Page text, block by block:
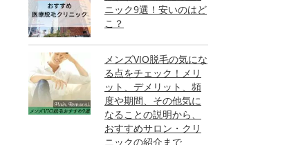
ニック9選！安いのはど
こ？
メンズVIO脱毛の気にな
る点をチェック！メリ
ット、デメリット、頻
度や期間、その他気に
なることの説明から、
おすすめサロン・クリ
ニックの紹介まで